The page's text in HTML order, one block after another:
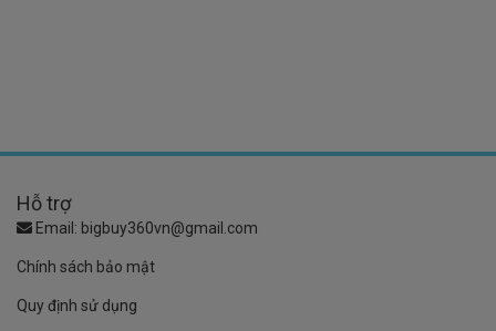
Hỗ trợ
Email: bigbuy360vn@gmail.com
Chính sách bảo mật
Quy định sử dụng